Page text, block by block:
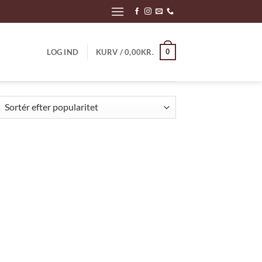
LOG IND KURV /0,00KR. 0